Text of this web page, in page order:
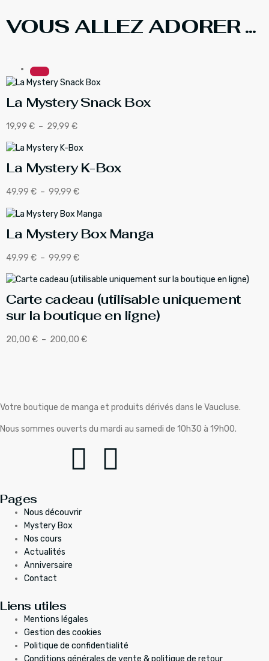
VOUS ALLEZ ADORER ...
La Mystery Snack Box
19,99 € – 29,99 €
La Mystery K-Box
49,99 € – 99,99 €
La Mystery Box Manga
49,99 € – 99,99 €
Carte cadeau (utilisable uniquement
sur la boutique en ligne)
20,00 € – 200,00 €
Votre boutique de manga et produits dérivés dans le Vaucluse.
Nous sommes ouverts du mardi au samedi de 10h30 à 19h00.
Pages
Nous découvrir
Mystery Box
Nos cours
Actualités
Anniversaire
Contact
Liens utiles
Mentions légales
Gestion des cookies
Politique de confidentialité